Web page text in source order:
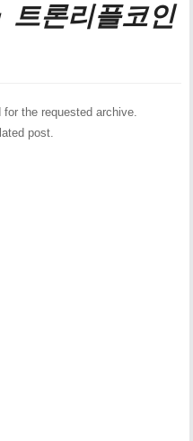
트론리플코인
the requested archive.
post.